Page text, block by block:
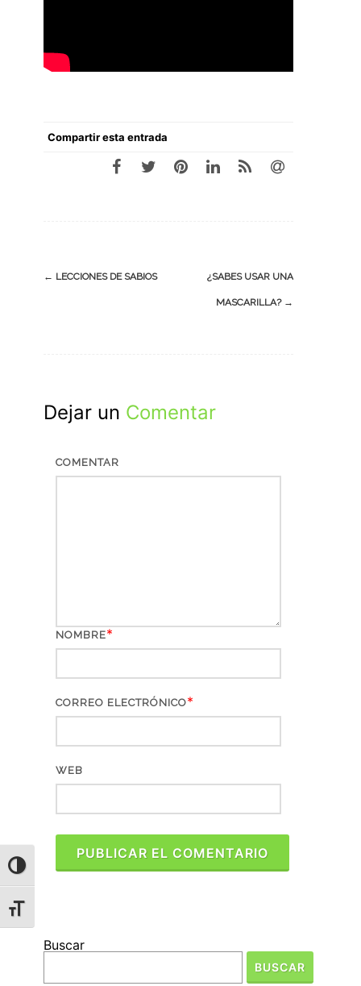
ALTERNAR ALTO CONTRASTE
ALTERNAR TAMAÑO DE LETRA
Compartir esta entrada
Navegación
← LECCIONES DE SABIOS ¿SABES USAR UNA
MASCARILLA? →
Dejar un Comentar
COMENTAR
NOMBRE*
CORREO ELECTRÓNICO*
WEB
Buscar
BUSCAR